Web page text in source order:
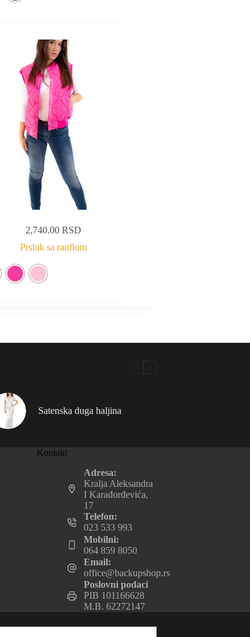
2,740.00 RSD
Prsluk sa ranflom
Satenska duga haljina
Kontakt
Adresa:
Kralja Aleksandra
I Karađorđevića,
17
Telefon:
023 533 993
Mobilni:
064 859 8050
Email:
office@backupshop.rs
Poslovni podaci
PIB 101166628
M.B. 62272147